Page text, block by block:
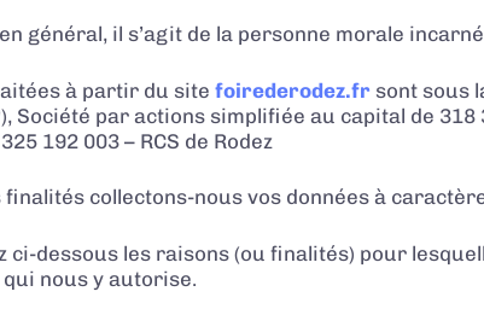
général, il s’agit de la personne morale
à partir du site foirederodez.fr sont sous
, Société par actions simplifiée au capital de 318
192 003 – RCS de Rodez
finalités collectons-nous vos données à
ci-dessous les raisons (ou finalités) pour
nous y autorise.